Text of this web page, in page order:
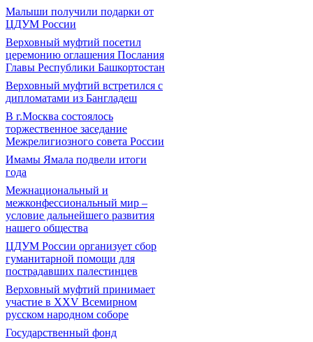
Малыши получили подарки от
ЦДУМ России
Верховный муфтий посетил
церемонию оглашения Послания
Главы Республики Башкортостан
Верховный муфтий встретился с
дипломатами из Бангладеш
В г.Москва состоялось
торжественное заседание
Межрелигиозного совета России
Имамы Ямала подвели итоги
года
Межнациональный и
межконфессиональный мир –
условие дальнейшего развития
нашего общества
ЦДУМ России организует сбор
гуманитарной помощи для
пострадавших палестинцев
Верховный муфтий принимает
участие в XXV Всемирном
русском народном соборе
Государственный фонд